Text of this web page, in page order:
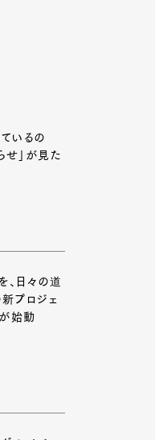
いるの
せ」が見た
、日々の道
プロジェ
が始動